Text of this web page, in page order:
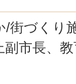
/街づくり
市長、